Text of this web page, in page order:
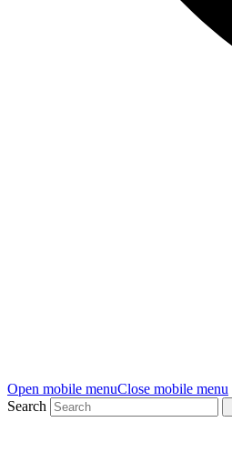
Open mobile menuClose mobile menu
Search